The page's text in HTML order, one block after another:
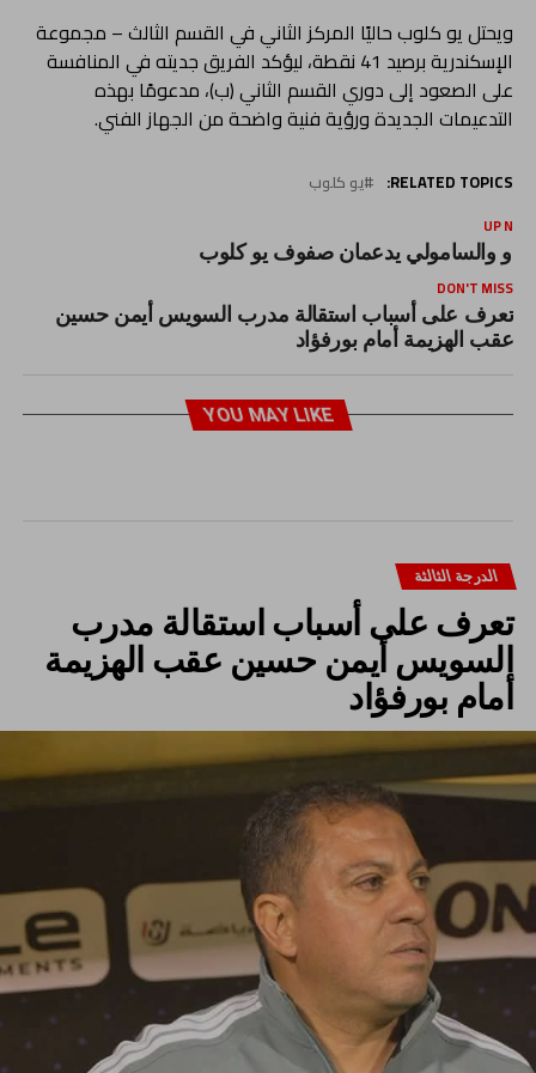
ويحتل يو كلوب حاليًا المركز الثاني في القسم الثالث – مجموعة
الإسكندرية برصيد 41 نقطة، ليؤكد الفريق جديته في المنافسة
على الصعود إلى دوري القسم الثاني (ب)، مدعومًا بهذه
التدعيمات الجديدة ورؤية فنية واضحة من الجهاز الفني.
RELATED TOPICS: يو كلوب
UP
والسامولي يدعمان صفوف يو كلوب
DON'T MISS
تعرف على أسباب استقالة مدرب السويس أيمن حسين
عقب الهزيمة أمام بورفؤاد
YOU MAY LIKE
الدرجة الثالثة
تعرف على أسباب استقالة مدرب
السويس أيمن حسين عقب الهزيمة
أمام بورفؤاد